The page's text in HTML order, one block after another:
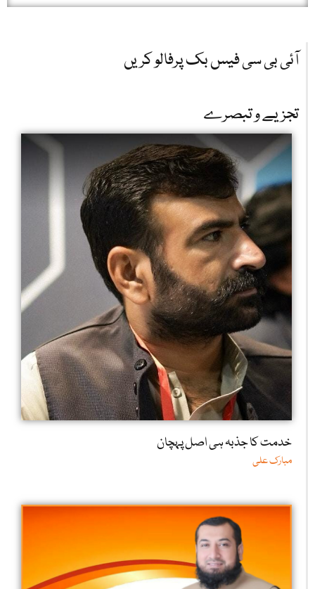
آئی بی سی فیس بک پرفالو کریں
تجزیے و تبصرے
خدمت کا جذبہ ہی اصل پہچان
مبارک علی